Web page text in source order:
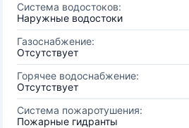
Система водостоков:
Наружные водостоки
Газоснабжение:
Отсутствует
Горячее водоснабжение:
Отсутствует
Система пожаротушения:
Пожарные гидранты